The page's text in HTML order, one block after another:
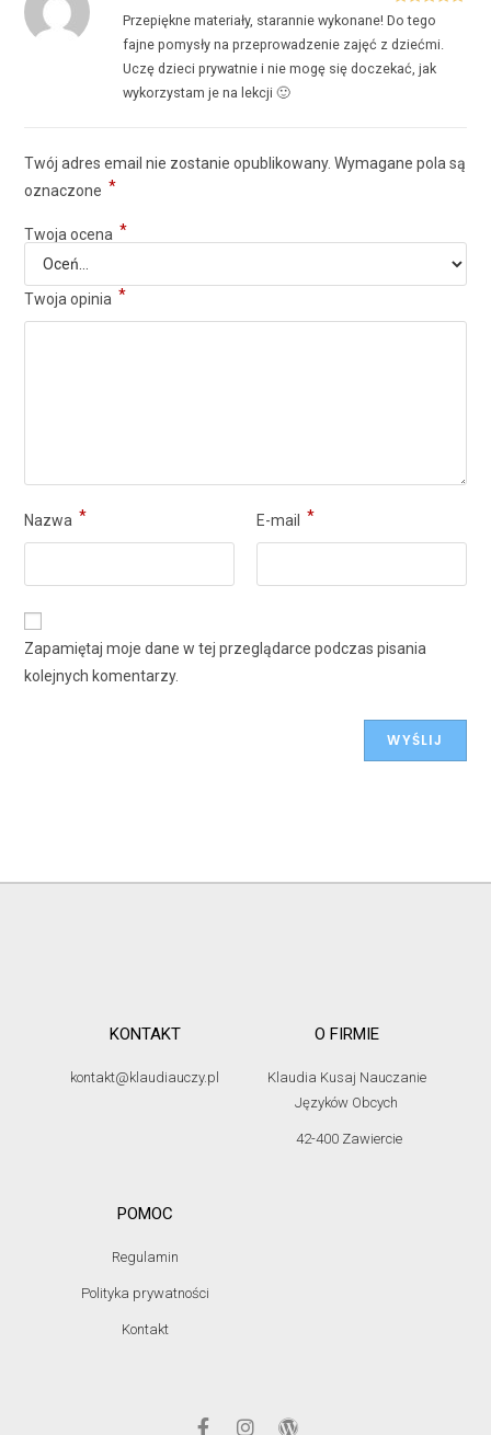
Oceniono
na 5
Przepiękne materiały, starannie wykonane! Do tego
fajne pomysły na przeprowadzenie zajęć z dziećmi.
Uczę dzieci prywatnie i nie mogę się doczekać, jak
wykorzystam je na lekcji 🙂
Twój adres email nie zostanie opublikowany. Wymagane pola są
oznaczone *
Twoja ocena *
Twoja opinia *
Nazwa * E-mail *
Zapamiętaj moje dane w tej przeglądarce podczas pisania
kolejnych komentarzy.
KONTAKT
kontakt@klaudiauczy.pl
O FIRMIE
Klaudia Kusaj Nauczanie
Języków Obcych
42-400 Zawiercie
POMOC
Regulamin
Polityka prywatności
Kontakt